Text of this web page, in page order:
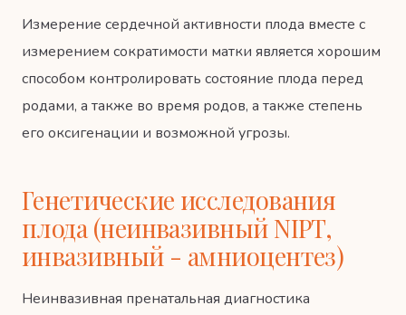
Измерение сердечной активности плода вместе с
измерением сократимости матки является хорошим
способом контролировать состояние плода перед
родами, а также во время родов, а также степень
его оксигенации и возможной угрозы.
Генетические исследования
плода (неинвазивный NIPT,
инвазивный - амниоцентез)
Неинвазивная пренатальная диагностика